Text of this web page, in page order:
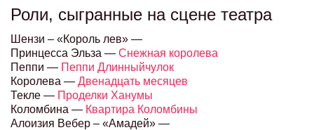
Роли, сыгранные на сцене театра
Шензи – «Король лев» —
Принцесса Эльза — Снежная королева
Пеппи — Пеппи Длинныйчулок
Королева — Двенадцать месяцев
Текле — Проделки Ханумы
Коломбина — Квартира Коломбины
Алоизия Вебер – «Амадей» —